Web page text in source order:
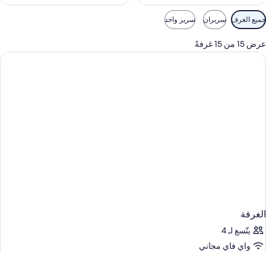
عوامل
التصفية
المتاحة
للغرف
جميع الغرف سريران سرير واحد
عرض 15 من 15 غرفةً
الغرفة
يتّسع لـ 4
واي فاي مجاني